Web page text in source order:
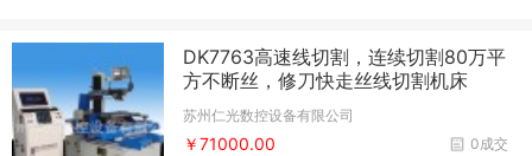
DK7763高速线切割，连续切割80万平
方不断丝，修刀快走丝线切割机床
苏州仁光数控设备有限公司
0成交
￥71000.00